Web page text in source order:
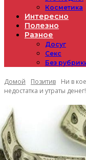
Косметика
Интересно
Полезно
Разное
Досуг
Секс
Без
Домой Позитив
Ни в
недостатка и утраты денег!